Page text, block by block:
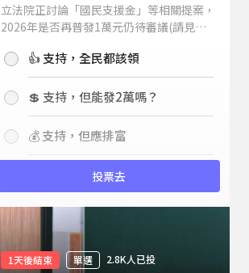
立法院正討論「國民支援金」等相關提案，
2026年是否再普發1萬元仍待審議(請見下
持嗎？👍 支持，全民都該領
💲 支持，但能發2萬嗎？
💰 支持，但應排富
投票去
1天後結束 單選 2.8K人已投